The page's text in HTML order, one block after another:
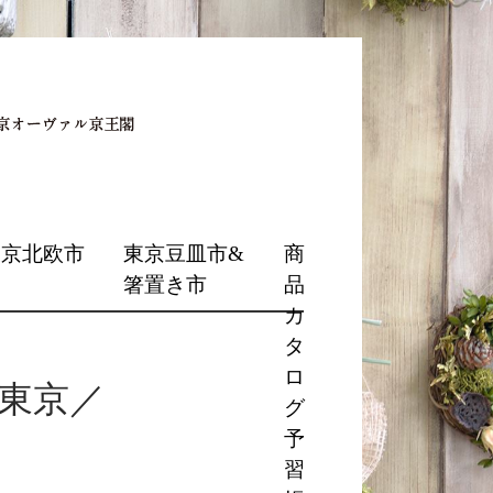
北欧市
東京豆皿市&
箸置き市
商
品
カ
タ
ロ
グ
予
習
京／